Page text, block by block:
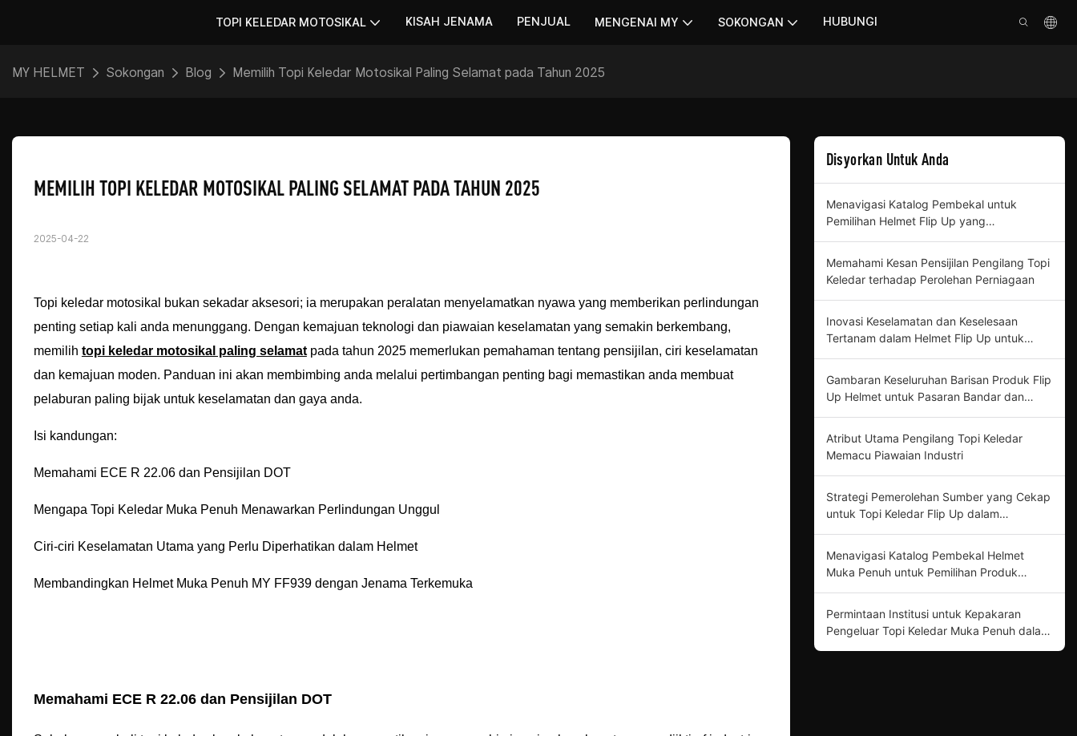
TOPI KELEDAR MOTOSIKAL KISAH JENAMA PENJUAL MENGENAI MY SOKONGAN HUBUNGI
MY HELMET Sokongan Blog Memilih Topi Keledar Motosikal Paling Selamat pada Tahun 2025
MEMILIH TOPI KELEDAR MOTOSIKAL PALING SELAMAT PADA TAHUN 2025
2025-04-22
Topi keledar motosikal bukan sekadar aksesori; ia merupakan peralatan menyelamatkan nyawa yang memberikan perlindungan
penting setiap kali anda menunggang. Dengan kemajuan teknologi dan piawaian keselamatan yang semakin berkembang,
memilih topi keledar motosikal paling selamatpada tahun 2025 memerlukan pemahaman tentang pensijilan, ciri keselamatan
dan kemajuan moden. Panduan ini akan membimbing anda melalui pertimbangan penting bagi memastikan anda membuat
pelaburan paling bijak untuk keselamatan dan gaya anda.
Isi kandungan:
Memahami ECE R 22.06 dan Pensijilan DOT
Mengapa Topi Keledar Muka Penuh Menawarkan Perlindungan Unggul
Ciri-ciri Keselamatan Utama yang Perlu Diperhatikan dalam Helmet
Membandingkan Helmet Muka Penuh MY FF939 dengan Jenama Terkemuka
Memahami ECE R 22.06 dan Pensijilan DOT
Disyorkan Untuk Anda
Menavigasi Katalog Pembekal untuk
Pemilihan Helmet Flip Up yang
Memahami Kesan Pensijilan Pengilang Topi
Keledar terhadap Perolehan Perniagaan
Inovasi Keselamatan dan Keselesaan
Tertanam dalam Helmet Flip Up untuk
Gambaran Keseluruhan Barisan Produk Flip
Up Helmet untuk Pasaran Bandar dan
Atribut Utama Pengilang Topi Keledar
Memacu Piawaian Industri
Strategi Pemerolehan Sumber yang Cekap
untuk Topi Keledar Flip Up dalam
Menavigasi Katalog Pembekal Helmet
Muka Penuh untuk Pemilihan Produk
Permintaan Institusi untuk Kepakaran
Pengeluar Topi Keledar Muka Penuh dalam